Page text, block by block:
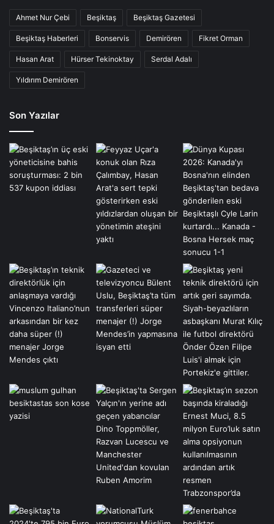
Ahmet Nur Çebi Beşiktaş Beşiktaş Gazetesi
Beşiktaş Haberleri Bonservis Demirören Fikret Orman
Hasan Arat Hürser Tekinoktay Serdal Adalı
Yıldırım Demirören
Son Yazılar